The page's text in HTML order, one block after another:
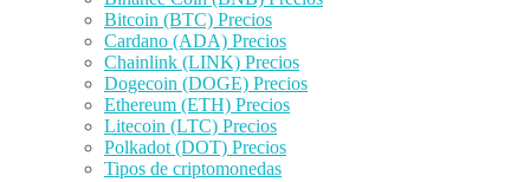
Bitcoin (BTC) Precios
Cardano (ADA) Precios
Chainlink (LINK) Precios
Dogecoin (DOGE) Precios
Ethereum (ETH) Precios
Litecoin (LTC) Precios
Polkadot (DOT) Precios
Tipos de criptomonedas